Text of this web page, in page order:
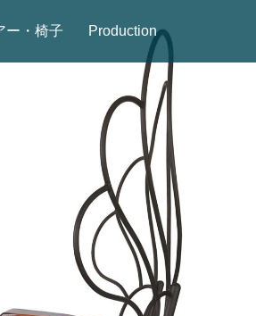
ー・椅子 Production